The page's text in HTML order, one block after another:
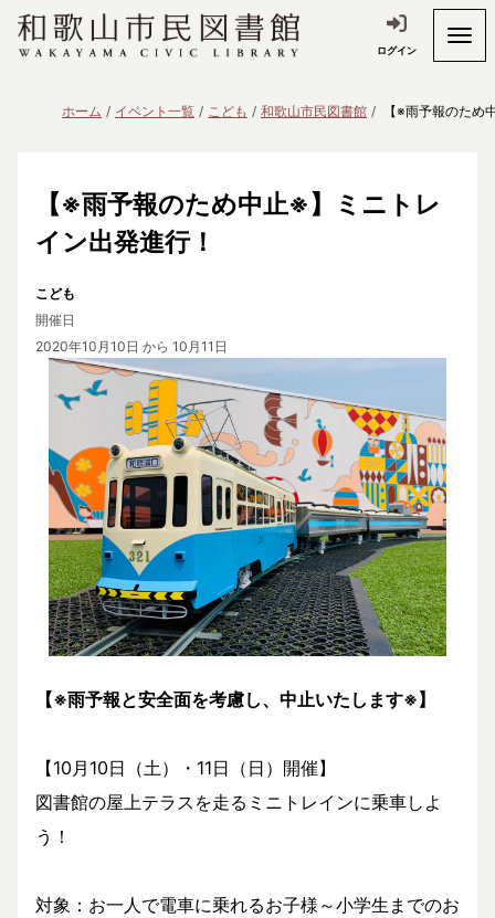
ログイン
ホーム イベント一覧 こども 和歌山市民図書館 【※雨予報のため
【※雨予報のため中止※】ミニトレ
イン出発進行！
こども
開催日
2020年10月10日 から 10月11日
【※雨予報と安全面を考慮し、中止いたします※】
【10月10日（土）・11日（日）開催】
図書館の屋上テラスを走るミニトレインに乗車しよ
う！
対象：お一人で電車に乗れるお子様～小学生までのお